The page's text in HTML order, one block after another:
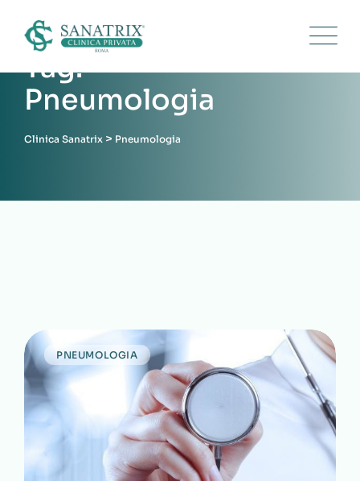
content
Tag:
Pneumologia
Clinica Sanatrix > Pneumologia
PNEUMOLOGIA